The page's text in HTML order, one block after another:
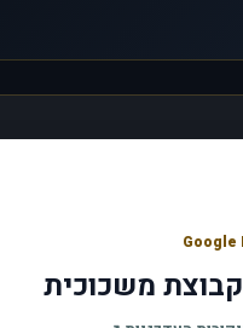
משכוכית